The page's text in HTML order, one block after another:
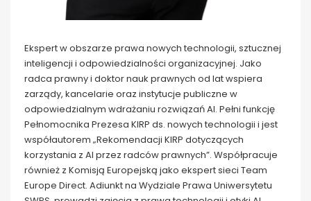
Ekspert w obszarze prawa nowych technologii, sztucznej
inteligencji i odpowiedzialności organizacyjnej. Jako
radca prawny i doktor nauk prawnych od lat wspiera
zarządy, kancelarie oraz instytucje publiczne w
odpowiedzialnym wdrażaniu rozwiązań AI. Pełni funkcję
Pełnomocnika Prezesa KIRP ds. nowych technologii i jest
współautorem „Rekomendacji KIRP dotyczących
korzystania z AI przez radców prawnych”. Współpracuje
również z Komisją Europejską jako ekspert sieci Team
Europe Direct. Adiunkt na Wydziale Prawa Uniwersytetu